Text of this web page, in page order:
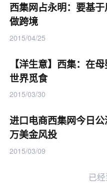
西集网占永明：要基
做跨境
2015/04/25
【洋生意】西集：在
世界觅食
2015/03/30
进口电商西集网今日
万美金风投
2015/03/09
已